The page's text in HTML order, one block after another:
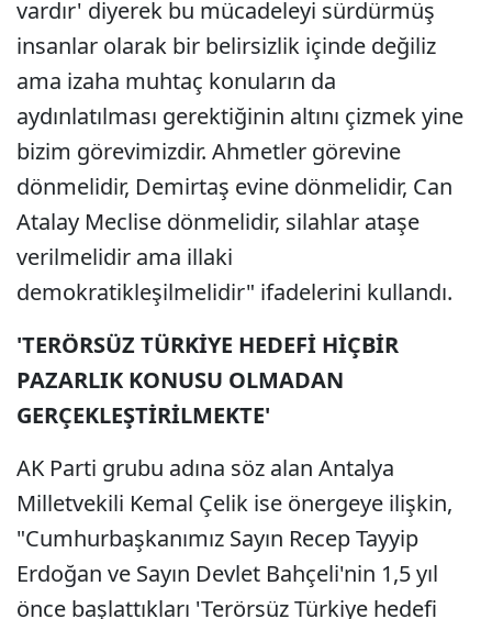
vardır' diyerek bu mücadeleyi sürdürmüş
insanlar olarak bir belirsizlik içinde değiliz
ama izaha muhtaç konuların da
aydınlatılması gerektiğinin altını çizmek yine
bizim görevimizdir. Ahmetler görevine
dönmelidir, Demirtaş evine dönmelidir, Can
Atalay Meclise dönmelidir, silahlar ataşe
verilmelidir ama illaki
demokratikleşilmelidir" ifadelerini kullandı.
'TERÖRSÜZ TÜRKİYE HEDEFİ HİÇBİR
PAZARLIK KONUSU OLMADAN
GERÇEKLEŞTİRİLMEKTE'
AK Parti grubu adına söz alan Antalya
Milletvekili Kemal Çelik ise önergeye ilişkin,
"Cumhurbaşkanımız Sayın Recep Tayyip
Erdoğan ve Sayın Devlet Bahçeli'nin 1,5 yıl
önce başlattıkları 'Terörsüz Türkiye hedefi